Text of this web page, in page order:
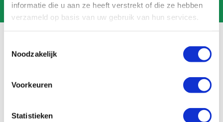
informatie die u aan ze heeft verstrekt of die ze hebben
verzameld op basis van uw gebruik van hun services.
Noodzakelijk
Voorkeuren
Statistieken
Search